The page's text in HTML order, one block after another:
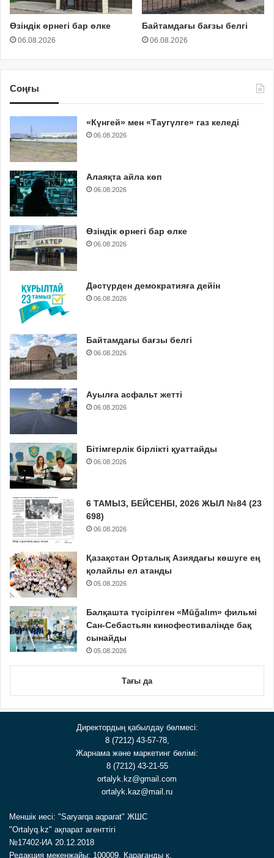
Өзіндік өрнегі бар өлке
06.08.2026
Байтамдағы бағзы белгі
06.08.2026
Соңғы
«Күнгей» мен «Таугүлге» газ келеді
06.08.2026
Алаяқта айла көп
06.08.2026
Өзіндік өрнегі бар өлке
06.08.2026
Дәстүрден демократияға дейін
06.08.2026
Байтамдағы бағзы белгі
06.08.2026
Ауылға асфальт жетті
06.08.2026
Бітімгерлік бірлікті қуаттайды
06.08.2026
6 ТАМЫЗ, БЕЙСЕНБІ, 2026 ЖЫЛ №84 (23
698)
06.08.2026
Қазақстан Орталық Азиядағы көшуге ең
қолайлы ел атанды
05.08.2026
Балқашта түсірілген «Mūğalım» фильмі
Сан-Себастьян кинофестивалінде бақ
сынайды
05.08.2026
Тағы да
Директордың қабылдау бөлмесі:
8 (7212) 43-57-78,
Жарнама және маркетинг бөлімі:
8 (7212) 43-21-55
ortalyk.kz@gmail.com
ortalyk.kaz@mail.ru
Меншік иесі: "Saryarqa aqparat" ЖШС
"Ortalyq.kz" ақпарат агенттігі
№17402-ИА 20.12.2018
Редакция мекенжайы: 100009, Қарағанды қ.